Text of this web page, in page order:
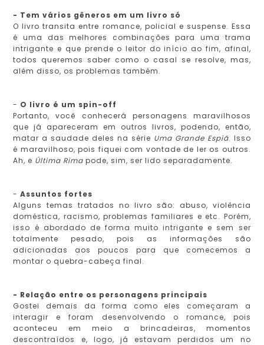
- Tem vários gêneros em um livro só
O livro transita entre romance, policial e suspense. Essa
é uma das melhores combinações para uma trama
intrigante e que prende o leitor do início ao fim, afinal,
todos queremos saber como o casal se resolve, mas,
além disso, os problemas também.
- O livro é um spin-off
Portanto, você conhecerá personagens maravilhosos
que já apareceram em outros livros, podendo, então,
matar a saudade deles na série Uma Grande Espiã. Isso
é maravilhoso, pois fiquei com vontade de ler os outros.
Ah, e Última Rimapode, sim, ser lido separadamente.
- Assuntos fortes
Alguns temas tratados no livro são: abuso, violência
doméstica, racismo, problemas familiares e etc. Porém,
isso é abordado de forma muito intrigante e sem ser
totalmente pesado, pois as informações são
adicionadas aos poucos para que comecemos a
montar o quebra-cabeça final.
- Relação entre os personagens principais
Gostei demais da forma como eles começaram a
interagir e foram desenvolvendo o romance, pois
aconteceu em meio a brincadeiras, momentos
descontraídos e, logo, já estavam perdidos um no